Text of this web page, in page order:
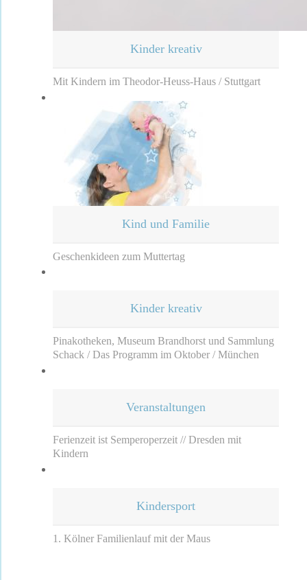
Kinder kreativ
Mit Kindern im Theodor-Heuss-Haus / Stuttgart
Kind und Familie
Geschenkideen zum Muttertag
Kinder kreativ
Pinakotheken, Museum Brandhorst und Sammlung
Schack / Das Programm im Oktober / München
Veranstaltungen
Ferienzeit ist Semperoperzeit // Dresden mit
Kindern
Kindersport
1. Kölner Familienlauf mit der Maus